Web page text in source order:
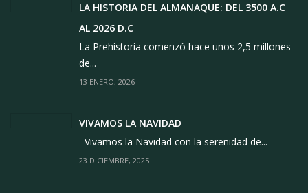
LA HISTORIA DEL ALMANAQUE: DEL 3500 A.C
AL 2026 D.C
La Prehistoria comenzó hace unos 2,5 millones
de...
13 ENERO, 2026
VIVAMOS LA NAVIDAD
Vivamos la Navidad con la serenidad de...
23 DICIEMBRE, 2025